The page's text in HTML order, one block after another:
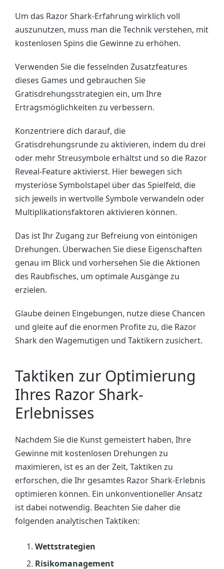
Um das Razor Shark-Erfahrung wirklich voll
auszunutzen, muss man die Technik verstehen, mit
kostenlosen Spins die Gewinne zu erhöhen.
Verwenden Sie die fesselnden Zusatzfeatures
dieses Games und gebrauchen Sie
Gratisdrehungsstrategien ein, um Ihre
Ertragsmöglichkeiten zu verbessern.
Konzentriere dich darauf, die
Gratisdrehungsrunde zu aktivieren, indem du drei
oder mehr Streusymbole erhältst und so die Razor
Reveal-Feature aktivierst. Hier bewegen sich
mysteriöse Symbolstapel über das Spielfeld, die
sich jeweils in wertvolle Symbole verwandeln oder
Multiplikationsfaktoren aktivieren können.
Das ist Ihr Zugang zur Befreiung von eintönigen
Drehungen. Überwachen Sie diese Eigenschaften
genau im Blick und vorhersehen Sie die Aktionen
des Raubfisches, um optimale Ausgänge zu
erzielen.
Glaube deinen Eingebungen, nutze diese Chancen
und gleite auf die enormen Profite zu, die Razor
Shark den Wagemutigen und Taktikern zusichert.
Taktiken zur Optimierung
Ihres Razor Shark-
Erlebnisses
Nachdem Sie die Kunst gemeistert haben, Ihre
Gewinne mit kostenlosen Drehungen zu
maximieren, ist es an der Zeit, Taktiken zu
erforschen, die Ihr gesamtes Razor Shark-Erlebnis
optimieren können. Ein unkonventioneller Ansatz
ist dabei notwendig. Beachten Sie daher die
folgenden analytischen Taktiken:
Wettstrategien
Risikomanagement